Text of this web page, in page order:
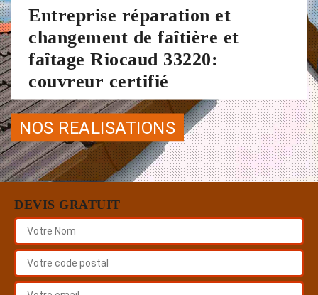
Entreprise réparation et
changement de faîtière et
faîtage Riocaud 33220:
couvreur certifié
NOS REALISATIONS
DEVIS GRATUIT